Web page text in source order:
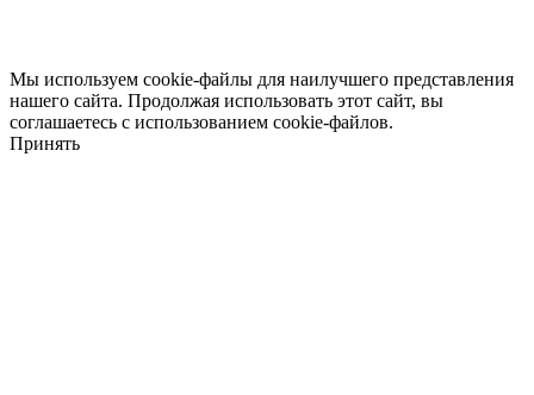
Мы используем cookie-файлы для наилучшего представления
нашего сайта. Продолжая использовать этот сайт, вы
соглашаетесь с использованием cookie-файлов.
Принять